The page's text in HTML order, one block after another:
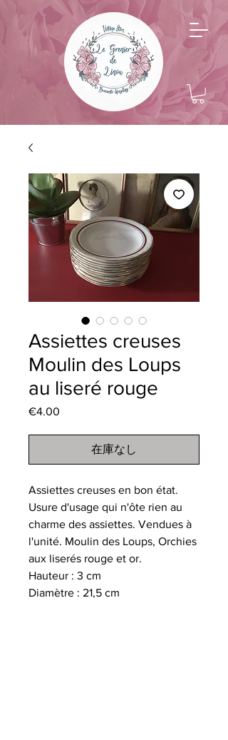
Assiettes creuses
Moulin des Loups
au liseré rouge
€4.00
在庫なし
Assiettes creuses en bon état.
Usure d'usage qui n'ôte rien au
charme des assiettes. Vendues à
l'unité. Moulin des Loups, Orchies
aux liserés rouge et or.
Hauteur : 3 cm
Diamètre : 21,5 cm